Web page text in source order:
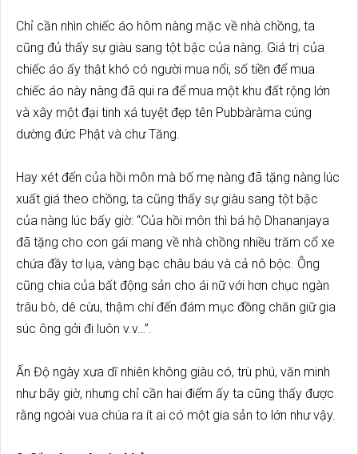
Chỉ cần nhìn chiếc áo hôm nàng mặc về nhà chồng, ta
cũng đủ thấy sự giàu sang tột bậc của nàng. Giá trị của
chiếc áo ấy thật khó có người mua nổi, số tiền để mua
chiếc áo này nàng đã qui ra để mua một khu đất rộng lớn
và xây một đại tinh xá tuyệt đẹp tên Pubbàràma cúng
dường đức Phật và chư Tăng.
Hay xét đến của hồi môn mà bố mẹ nàng đã tặng nàng lúc
xuất giá theo chồng, ta cũng thấy sự giàu sang tột bậc
của nàng lúc bấy giờ: “Của hồi môn thì bá hộ Dhananjaya
đã tặng cho con gái mang về nhà chồng nhiều trăm cổ xe
chứa đầy tơ lụa, vàng bạc châu báu và cả nô bộc. Ông
cũng chia của bất động sản cho ái nữ với hơn chục ngàn
trâu bò, dê cừu, thậm chí đến đám mục đồng chăn giữ gia
súc ông gởi đi luôn v.v…”.
Ấn Độ ngày xưa dĩ nhiên không giàu có, trù phú, văn minh
như bây giờ, nhưng chỉ cần hai điểm ấy ta cũng thấy được
rằng ngoài vua chúa ra ít ai có một gia sản to lớn như vậy.